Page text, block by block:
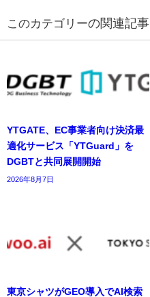
の関連記事
YTGATE、EC事業者向け決済最
適化サービス「YTGuard」を
DGBTと共同展開開始
2026年8月7日
東京シャツがGEO導入でAI検索